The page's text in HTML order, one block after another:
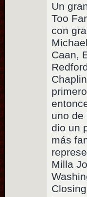
Un
Too
con
Caan,
uno de
dio un
más
Milla